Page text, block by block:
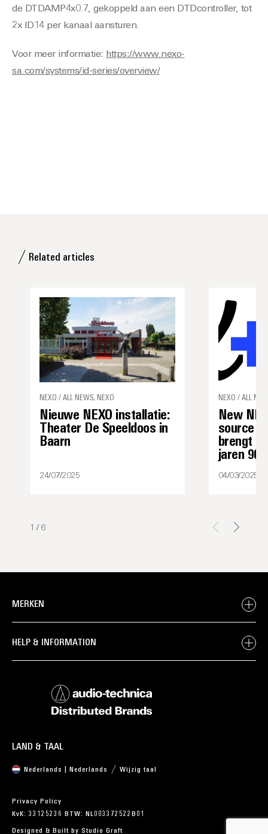
de DTDAMP4x0.7, gekoppeld aan een DTDcontroller, tot
2x ID14 per kanaal aansturen.
Voor meer informatie: https://www.nexo-
sa.com/systems/id-series/overview/
Related articles
NEXO / ALL NEWS, NEXO
Nieuwe NEXO installatie:
Theater De Speeldoos in
Baarn
24/07/2025
NEXO / ALL
New
source
brengt
jaren 90
04/03/2025
1 / 6
MERKEN
HELP & INFORMATION
LAND & TAAL
Nederlands | Nederlands Wijzig taal
Privacy Policy
KvK: 33125236 BTW: NL003372522B01
Designed & Built by Studio Graft